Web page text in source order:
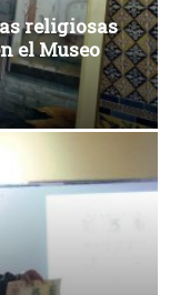
religiosas
el Museo